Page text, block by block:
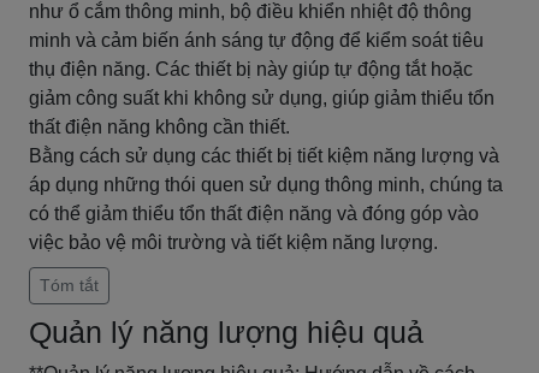
như ổ cắm thông minh, bộ điều khiển nhiệt độ thông
minh và cảm biến ánh sáng tự động để kiểm soát tiêu
thụ điện năng. Các thiết bị này giúp tự động tắt hoặc
giảm công suất khi không sử dụng, giúp giảm thiểu tổn
thất điện năng không cần thiết.
Bằng cách sử dụng các thiết bị tiết kiệm năng lượng và
áp dụng những thói quen sử dụng thông minh, chúng ta
có thể giảm thiểu tổn thất điện năng và đóng góp vào
việc bảo vệ môi trường và tiết kiệm năng lượng.
Tóm tắt
Quản lý năng lượng hiệu quả